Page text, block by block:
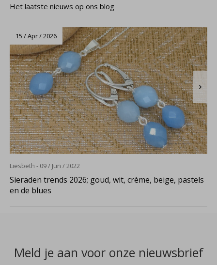
Het laatste nieuws op ons blog
15 / Apr / 2026
Liesbeth - 09 / Jun / 2022
Sieraden trends 2026; goud, wit, crème, beige, pastels
en de blues
Meld je aan voor onze nieuwsbrief